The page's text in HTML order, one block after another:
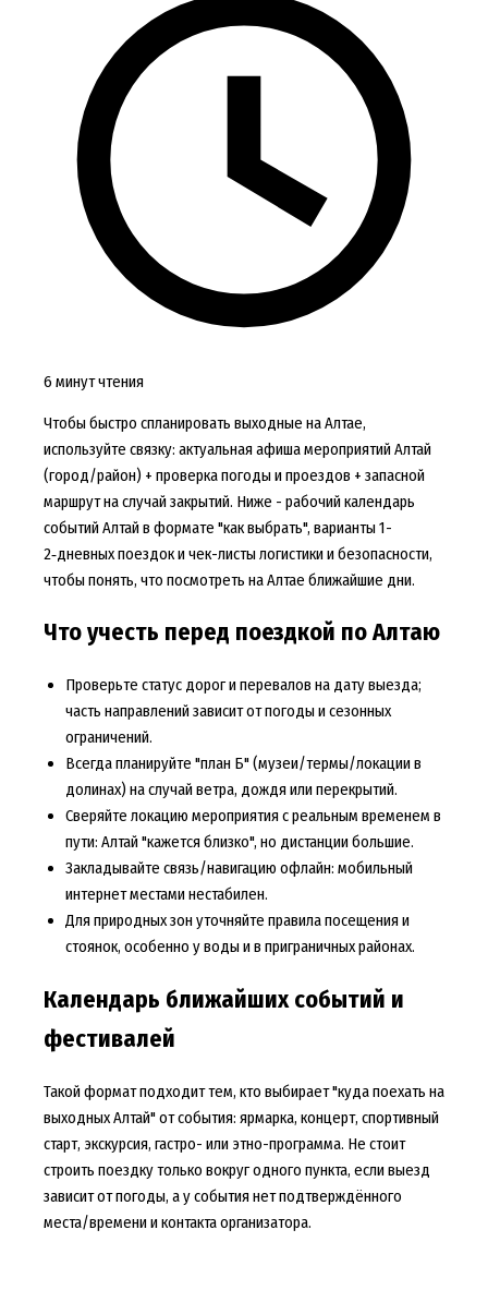
6 минут чтения
Чтобы быстро спланировать выходные на Алтае,
используйте связку: актуальная афиша мероприятий Алтай
(город/район) + проверка погоды и проездов + запасной
маршрут на случай закрытий. Ниже - рабочий календарь
событий Алтай в формате "как выбрать", варианты 1-
2‑дневных поездок и чек-листы логистики и безопасности,
чтобы понять, что посмотреть на Алтае ближайшие дни.
Что учесть перед поездкой по Алтаю
Проверьте статус дорог и перевалов на дату выезда;
часть направлений зависит от погоды и сезонных
ограничений.
Всегда планируйте "план Б" (музеи/термы/локации в
долинах) на случай ветра, дождя или перекрытий.
Сверяйте локацию мероприятия с реальным временем в
пути: Алтай "кажется близко", но дистанции большие.
Закладывайте связь/навигацию офлайн: мобильный
интернет местами нестабилен.
Для природных зон уточняйте правила посещения и
стоянок, особенно у воды и в приграничных районах.
Календарь ближайших событий и
фестивалей
Такой формат подходит тем, кто выбирает "куда поехать на
выходных Алтай" от события: ярмарка, концерт, спортивный
старт, экскурсия, гастро- или этно-программа. Не стоит
строить поездку только вокруг одного пункта, если выезд
зависит от погоды, а у события нет подтверждённого
места/времени и контакта организатора.